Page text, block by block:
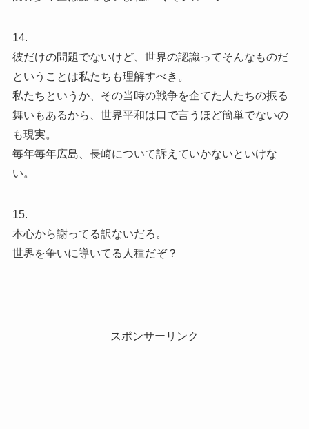
14.
彼だけの問題でないけど、世界の認識ってそんなものだ
ということは私たちも理解すべき。
私たちというか、その当時の戦争を企てた人たちの振る
舞いもあるから、世界平和は口で言うほど簡単でないの
も現実。
毎年毎年広島、長崎について訴えていかないといけな
い。
15.
本心から謝ってる訳ないだろ。
世界を争いに導いてる人種だぞ？
スポンサーリンク